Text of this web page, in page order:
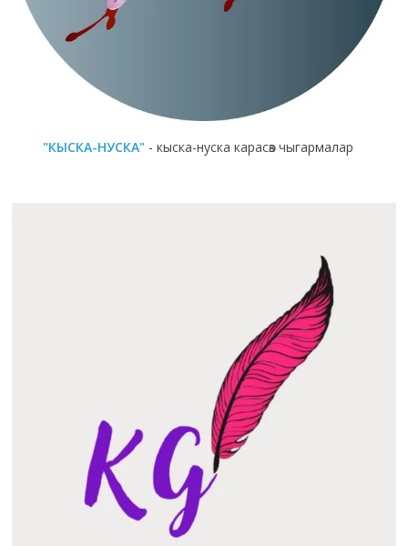
"КЫСКА-НУСКА" - кыска-нуска карасөз чыгармалар